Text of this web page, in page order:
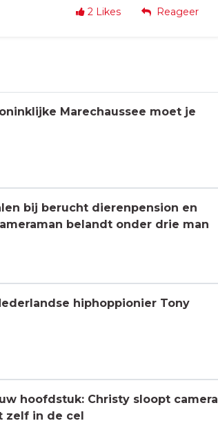
2 Likes Reageer
Marechaussee moet je
bij berucht dierenpension en
belandt onder drie man
hiphoppionier Tony
hoofdstuk: Christy sloopt camera
zelf in de cel